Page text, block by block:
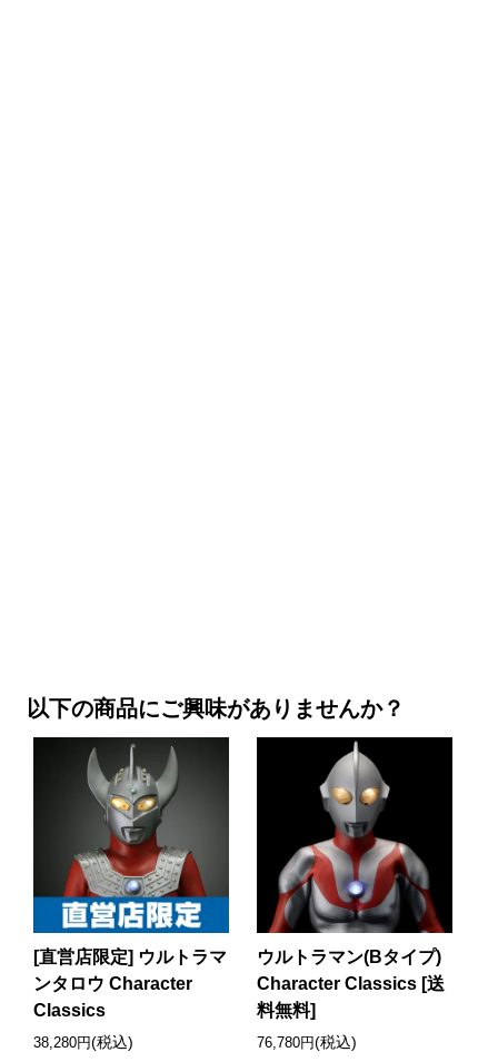
以下の商品にご興味がありませんか？
[直営店限定] ウルトラマ
ンタロウ Character
Classics
38,280円(税込)
ウルトラマン(Bタイプ)
Character Classics [送
料無料]
76,780円(税込)